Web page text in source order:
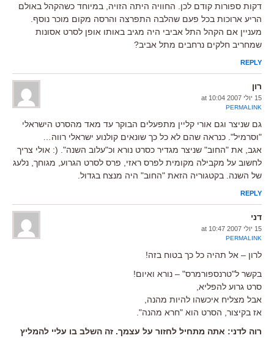
דקות ספורות קודם לכן. החוויה היתה הזויה, במיוחד כשהקהל באולם
הריע ארוכות בכל פעם שהלבה התפרצה והרסה מקום מוכר נוסף.
מעניין אם הקהל התל אביבי היה מגיב באותו אופן לסרט אסונות
שמחריב חלקים נרחבים מתל אביב?
REPLY
רון
15 יולי 2007 at 10:04
PERMALINK
גם שניצר וגם אורי קליין מתפעלים הבוקר עד מאד מהסרט הישראלי
"וסרמיל". כנראה שהם לא כל כך שונאים קולנוע ישראלי רווה…
אגב, את "החוב" שניצר מגדיר כסרט נורא וכ"עלוב השנה". (: אולי צריך
לחשוב על מקבילה מקומית לפרס ראזי, פרס לסרט הגרוע, מגוחך, נלעג
של השנה. בקטגוריה הזאת "החוב" היה מנצח בגדול.
REPLY
דני
15 יולי 2007 at 10:47
PERMALINK
לרון – אל תהיה כל כך בטוח בזה!
בקשר ל"טרנספורמרס" – נורא ואיום!
סרט גרוע להפליא,
אבל מצליח איכשהו להיות מהנה,
אז בקיצור, הסרט הוא "חרא מהנה".
רוה לדני: אתה מתחיל לחזור על עצמך. זה השלב בו עליי להמליץ